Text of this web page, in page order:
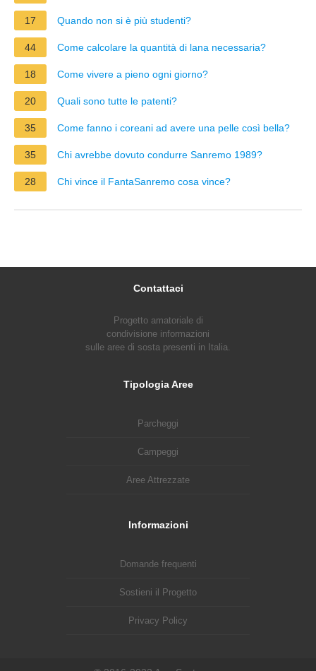
17 Quando non si è più studenti?
44 Come calcolare la quantità di lana necessaria?
18 Come vivere a pieno ogni giorno?
20 Quali sono tutte le patenti?
35 Come fanno i coreani ad avere una pelle così bella?
35 Chi avrebbe dovuto condurre Sanremo 1989?
28 Chi vince il FantaSanremo cosa vince?
Contattaci
Progetto amatoriale di
condivisione informazioni
sulle aree di sosta presenti in Italia.
Tipologia Aree
Parcheggi
Campeggi
Aree Attrezzate
Informazioni
Domande frequenti
Sostieni il Progetto
Privacy Policy